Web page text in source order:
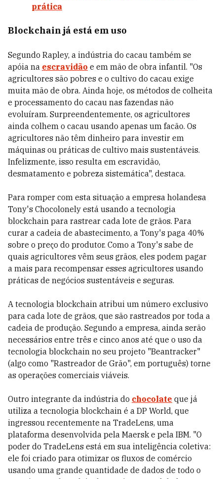
prática
Blockchain já está em uso
Segundo Rapley, a indústria do cacau também se
apóia na escravidão e em mão de obra infantil. "Os
agricultores são pobres e o cultivo do cacau exige
muita mão de obra. Ainda hoje, os métodos de colheita
e processamento do cacau nas fazendas não
evoluíram. Surpreendentemente, os agricultores
ainda colhem o cacau usando apenas um facão. Os
agricultores não têm dinheiro para investir em
máquinas ou práticas de cultivo mais sustentáveis.
Infelizmente, isso resulta em escravidão,
desmatamento e pobreza sistemática", destaca.
Para romper com esta situação a empresa holandesa
Tony's Chocolonely está usando a tecnologia
blockchain para rastrear cada lote de grãos. Para
curar a cadeia de abastecimento, a Tony's paga 40%
sobre o preço do produtor. Como a Tony's sabe de
quais agricultores vêm seus grãos, eles podem pagar
a mais para recompensar esses agricultores usando
práticas de negócios sustentáveis ​​e seguras.
A tecnologia blockchain atribui um número exclusivo
para cada lote de grãos, que são rastreados por toda a
cadeia de produção. Segundo a empresa, ainda serão
necessários entre três e cinco anos até que o uso da
tecnologia blockchain no seu projeto "Beantracker"
(algo como "Rastreador de Grão", em português) torne
as operações comerciais viáveis.
Outro integrante da indústria do chocolate que já
utiliza a tecnologia blockchain é a DP World, que
ingressou recentemente na TradeLens, uma
plataforma desenvolvida pela Maersk e pela IBM. "O
poder do TradeLens está em sua inteligência coletiva:
ele foi criado para otimizar os fluxos de comércio
usando uma grande quantidade de dados de todo o